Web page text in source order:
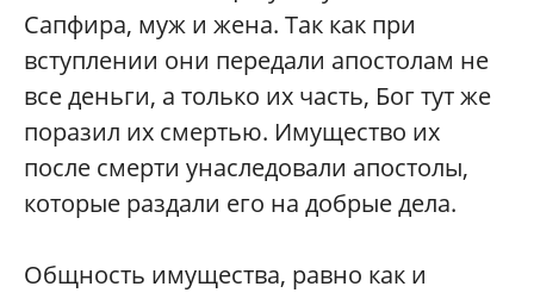
Сапфира, муж и жена. Так как при
вступлении они передали апостолам не
все деньги, а только их часть, Бог тут же
поразил их смертью. Имущество их
после смерти унаследовали апостолы,
которые раздали его на добрые дела.
Общность имущества, равно как и